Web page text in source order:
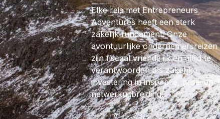
Elke reis met Entrepreneurs
Adventures heeft een sterk
zakelijk fundament. Onze
avontuurlijke ondernemersreizen
zijn fiscaal vriendelijk en altijd te
verantwoorden als zakelijke
investering in inspiratie, groei en
netwerkuitbreiding.